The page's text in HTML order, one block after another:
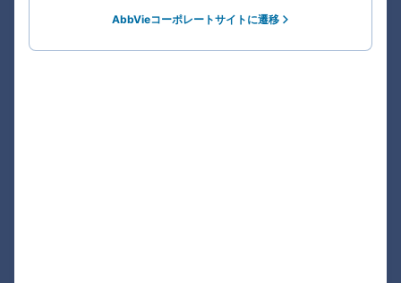
AbbVieコーポレートサイトに遷移